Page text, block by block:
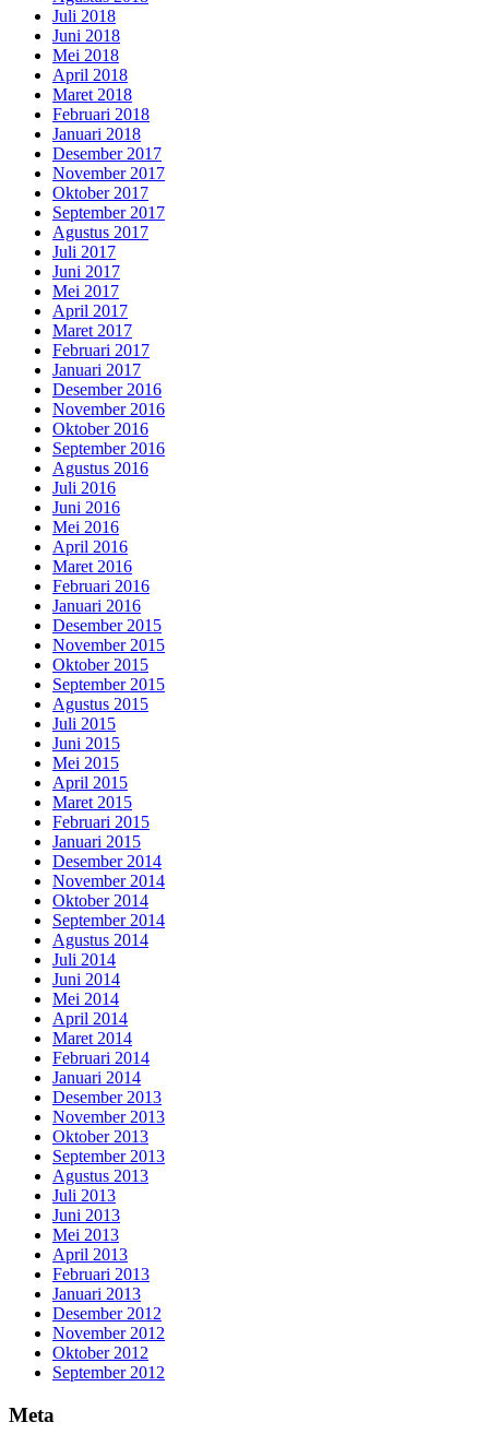
Juli 2018
Juni 2018
Mei 2018
April 2018
Maret 2018
Februari 2018
Januari 2018
Desember 2017
November 2017
Oktober 2017
September 2017
Agustus 2017
Juli 2017
Juni 2017
Mei 2017
April 2017
Maret 2017
Februari 2017
Januari 2017
Desember 2016
November 2016
Oktober 2016
September 2016
Agustus 2016
Juli 2016
Juni 2016
Mei 2016
April 2016
Maret 2016
Februari 2016
Januari 2016
Desember 2015
November 2015
Oktober 2015
September 2015
Agustus 2015
Juli 2015
Juni 2015
Mei 2015
April 2015
Maret 2015
Februari 2015
Januari 2015
Desember 2014
November 2014
Oktober 2014
September 2014
Agustus 2014
Juli 2014
Juni 2014
Mei 2014
April 2014
Maret 2014
Februari 2014
Januari 2014
Desember 2013
November 2013
Oktober 2013
September 2013
Agustus 2013
Juli 2013
Juni 2013
Mei 2013
April 2013
Februari 2013
Januari 2013
Desember 2012
November 2012
Oktober 2012
September 2012
Meta